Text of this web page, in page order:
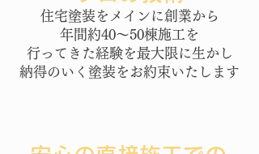
住宅塗装をメインに創業から
年間約40～50棟施工を
​行ってきた経験を最大限に生かし
​納得のいく塗装をお約束いたします